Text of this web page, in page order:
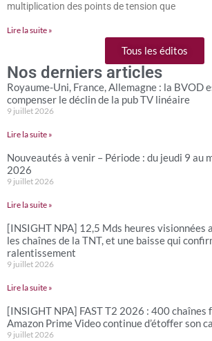
multiplication des points de tension que
Lire la suite »
Tous les éditos
Nos derniers articles
Royaume-Uni, France, Allemagne : la BVOD
compenser le déclin de la pub TV linéaire
9 juillet 2026
Lire la suite »
Nouveautés à venir – Période : du jeudi 9 au
2026
9 juillet 2026
Lire la suite »
[INSIGHT NPA] 12,5 Mds heures visionnées
les chaînes de la TNT, et une baisse qui
ralentissement
9 juillet 2026
Lire la suite »
[INSIGHT NPA] FAST T2 2026 : 400 chaînes
Amazon Prime Video continue d’étoffer son
9 juillet 2026